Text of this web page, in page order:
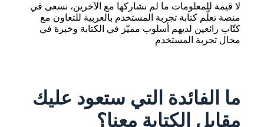
لا قيمة للمعلومات ما لم نشاركها مع الآخرين، نسعى في
منصة تعلّم كتابة تجربة المستخدم بالعربية للتعاون مع
كتّاب رائعين لديهم أسلوب مميّز في الكتابة وخبرة في
مجال تجربة المستخدم
ما الفائدة التي ستعود عليك
مقابل الكتابة معنا؟